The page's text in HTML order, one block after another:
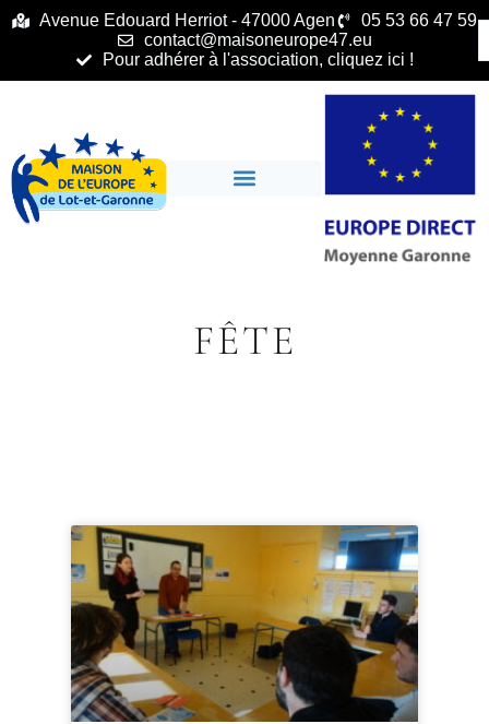
principalAvenue Edouard Herriot - 47000 Agen
05 53 66 47 59
contact@maisoneurope47.eu
Pour adhérer à l'association, cliquez ici !
FÊTE